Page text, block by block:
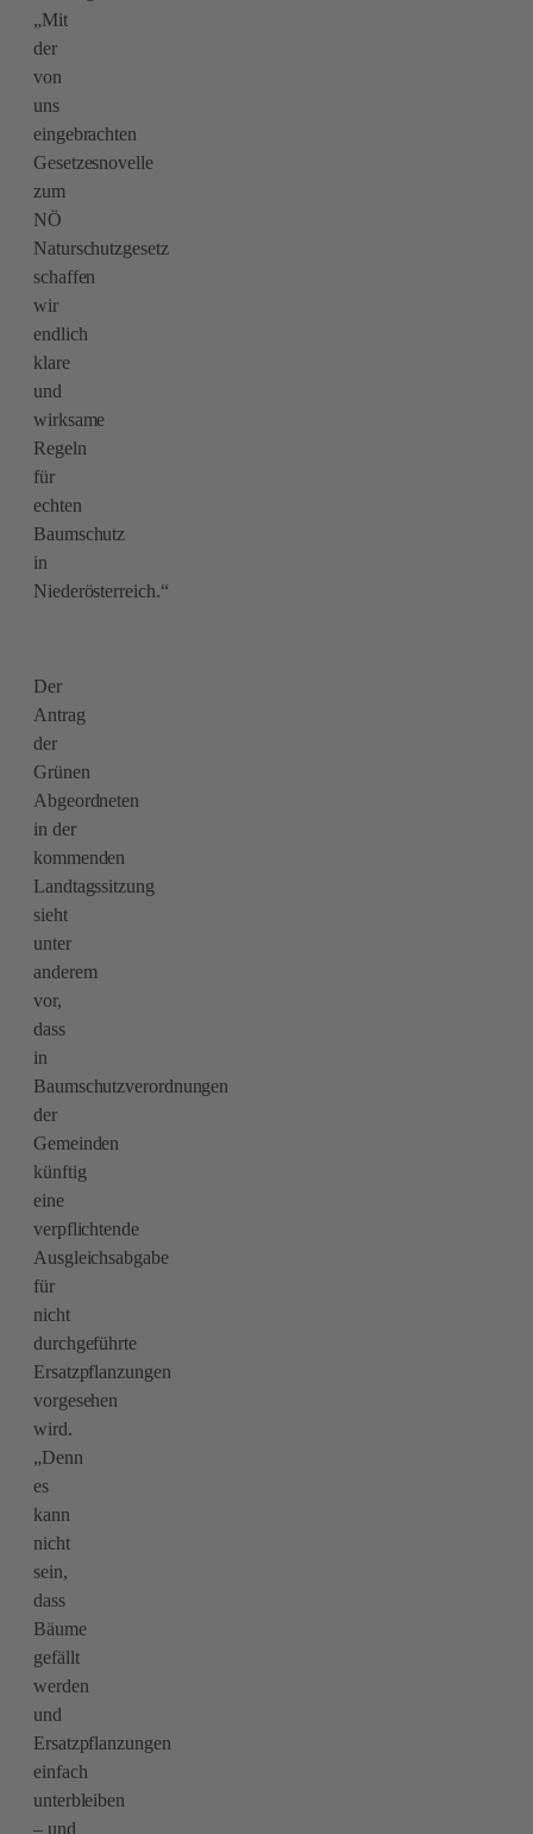
„Mit
der
von
uns
eingebrachten
Gesetzesnovelle
zum
NÖ
Naturschutzgesetz
schaffen
wir
endlich
klare
und
wirksame
Regeln
für
echten
Baumschutz
in
Niederösterreich.“
Der
Antrag
der
Grünen
Abgeordneten
in der
kommenden
Landtagssitzung
sieht
unter
anderem
vor,
dass
in
Baumschutzverordnungen
der
Gemeinden
künftig
eine
verpflichtende
Ausgleichsabgabe
für
nicht
durchgeführte
Ersatzpflanzungen
vorgesehen
wird.
„Denn
es
kann
nicht
sein,
dass
Bäume
gefällt
werden
und
Ersatzpflanzungen
einfach
unterbleiben
– und